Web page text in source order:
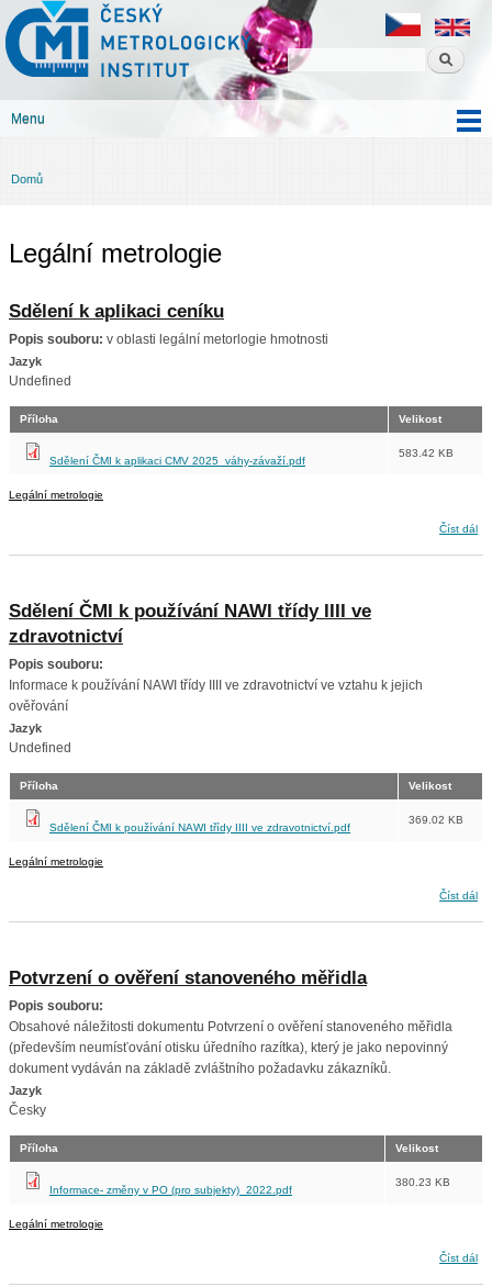
obsahu
Český
metrologický
institut
Menu
Jste zde
Domů
Legální metrologie
Sdělení k aplikaci ceníku
Popis souboru: v oblasti legální metorlogie hmotnosti
Jazyk
Undefined
Příloha Velikost
Sdělení ČMI k aplikaci CMV 2025_váhy-závaží.pdf
583.42 KB
Legální metrologie
Číst dál
Sdělení ČMI k používání NAWI třídy IIII ve
zdravotnictví
Popis souboru:
Informace k používání NAWI třídy IIII ve zdravotnictví ve vztahu k jejich
ověřování
Jazyk
Undefined
Příloha Velikost
Sdělení ČMI k používání NAWI třídy IIII ve zdravotnictví.pdf
369.02 KB
Legální metrologie
Číst dál
Potvrzení o ověření stanoveného měřidla
Popis souboru:
Obsahové náležitosti dokumentu Potvrzení o ověření stanoveného měřidla
(především neumísťování otisku úředního razítka), který je jako nepovinný
dokument vydáván na základě zvláštního požadavku zákazníků.
Jazyk
Česky
Příloha Velikost
Informace- změny v PO (pro subjekty)_2022.pdf
380.23 KB
Legální metrologie
Číst dál